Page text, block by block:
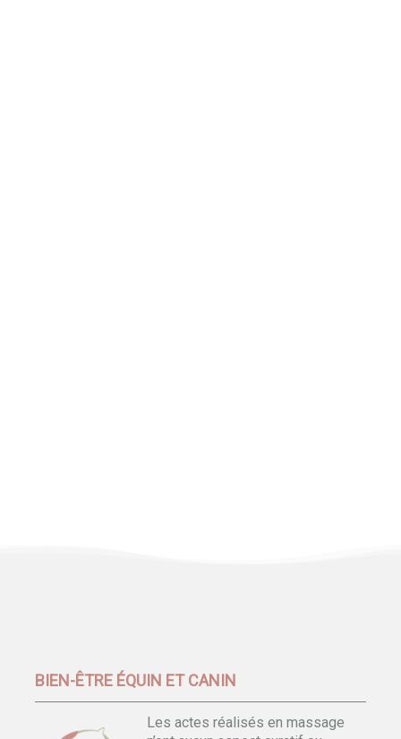
BIEN-ÊTRE ÉQUIN ET CANIN
Les actes réalisés en massage